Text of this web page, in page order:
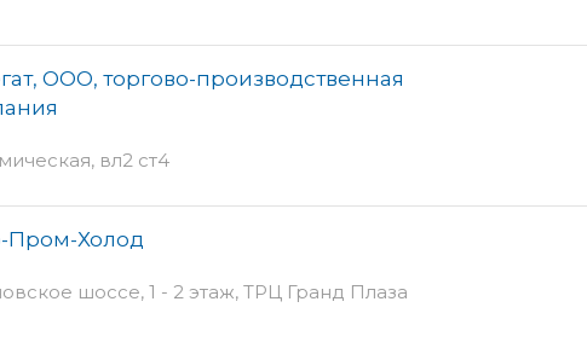
ООО, торгово-производственная
вл2 ст4
Пром-Холод
шоссе, 1 - 2 этаж, ТРЦ Гранд Плаза